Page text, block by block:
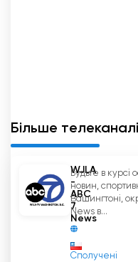
Більше
WJLA
-
ABC
7
News
Сполучені
Будьте в курсі
новин,
Вашингтоні,
News в...